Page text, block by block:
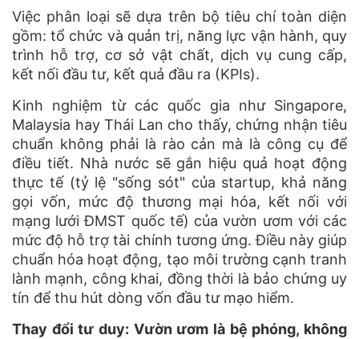
Việc phân loại sẽ dựa trên bộ tiêu chí toàn diện
gồm: tổ chức và quản trị, năng lực vận hành, quy
trình hỗ trợ, cơ sở vật chất, dịch vụ cung cấp,
kết nối đầu tư, kết quả đầu ra (KPIs).
Kinh nghiệm từ các quốc gia như Singapore,
Malaysia hay Thái Lan cho thấy, chứng nhận tiêu
chuẩn không phải là rào cản mà là công cụ để
điều tiết. Nhà nước sẽ gắn hiệu quả hoạt động
thực tế (tỷ lệ "sống sót" của startup, khả năng
gọi vốn, mức độ thương mại hóa, kết nối với
mạng lưới ĐMST quốc tế) của vườn ươm với các
mức độ hỗ trợ tài chính tương ứng. Điều này giúp
chuẩn hóa hoạt động, tạo môi trường cạnh tranh
lành mạnh, công khai, đồng thời là bảo chứng uy
tín để thu hút dòng vốn đầu tư mạo hiểm.
Thay đổi tư duy: Vườn ươm là bệ phóng, không